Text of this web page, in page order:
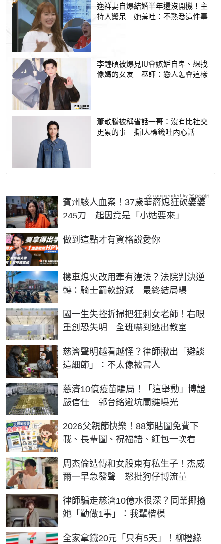
逸祥妻自爆結婚半年還沒開機！主
持人驚呆 她羞吐：不熟悉這件事
李鐘碩被爆見IU會嫉妒自卑、想找
像媽的女友 巫師：戀人怎會這樣
蕭敬騰被稱省話一哥：沒有比社交
更累的事 撕I人標籤吐內心話
賓州駭人血案！37歲華裔媳狂砍婆婆
245刀 起因竟是「小姑要來」
做到這點才有資格說愛你
PR
機車熄火改用牽有違法？法院判決逆
轉：騎士罰款銳減 最終結局曝
國一生失控折掃把狂刺女老師！右眼
重創恐失明 全班嚇到逃出教室
慈濟聲明越看越怪？律師揪出「避談
這細節」：不太像被害人
慈濟10億疫苗騙局！「這舉動」博證
嚴信任 郭台銘避坑關鍵曝光
2026父親節快樂！88節貼圖免費下
載、長輩圖、祝福語、紅包一次看
周杰倫遭傳和女股東有私生子！杰威
爾一早急發聲 怒批狗仔博流量
律師騙走慈濟10億水很深？同業揶揄
她「勤做1事」：我輩楷模
全家拿鐵20元「只有5天」！柳橙綠
Recommended by